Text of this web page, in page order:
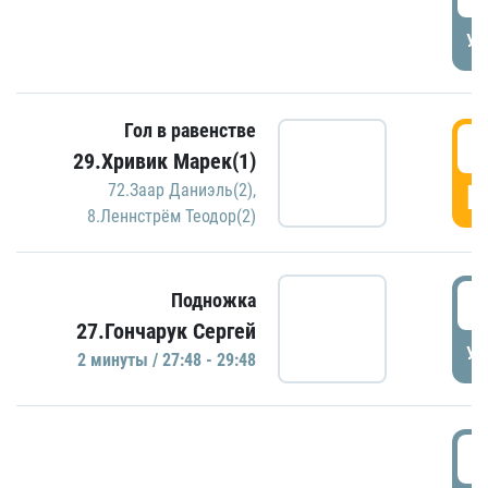
Гол в равенстве
29.Хривик Марек(1)
72.Заар Даниэль(2),
8.Леннстрём Теодор(2)
Подножка
27.Гончарук Сергей
2 минуты / 27:48 - 29:48